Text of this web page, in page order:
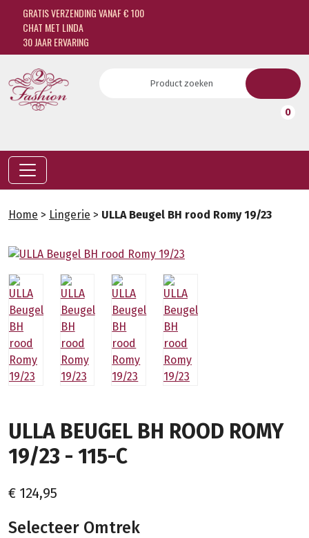
GRATIS VERZENDING VANAF € 100
CHAT MET LINDA
30 JAAR ERVARING
0
Home > Lingerie > ULLA Beugel BH rood Romy 19/23
ULLA BEUGEL BH ROOD ROMY
19/23 - 115-C
€ 124,95
Selecteer Omtrek